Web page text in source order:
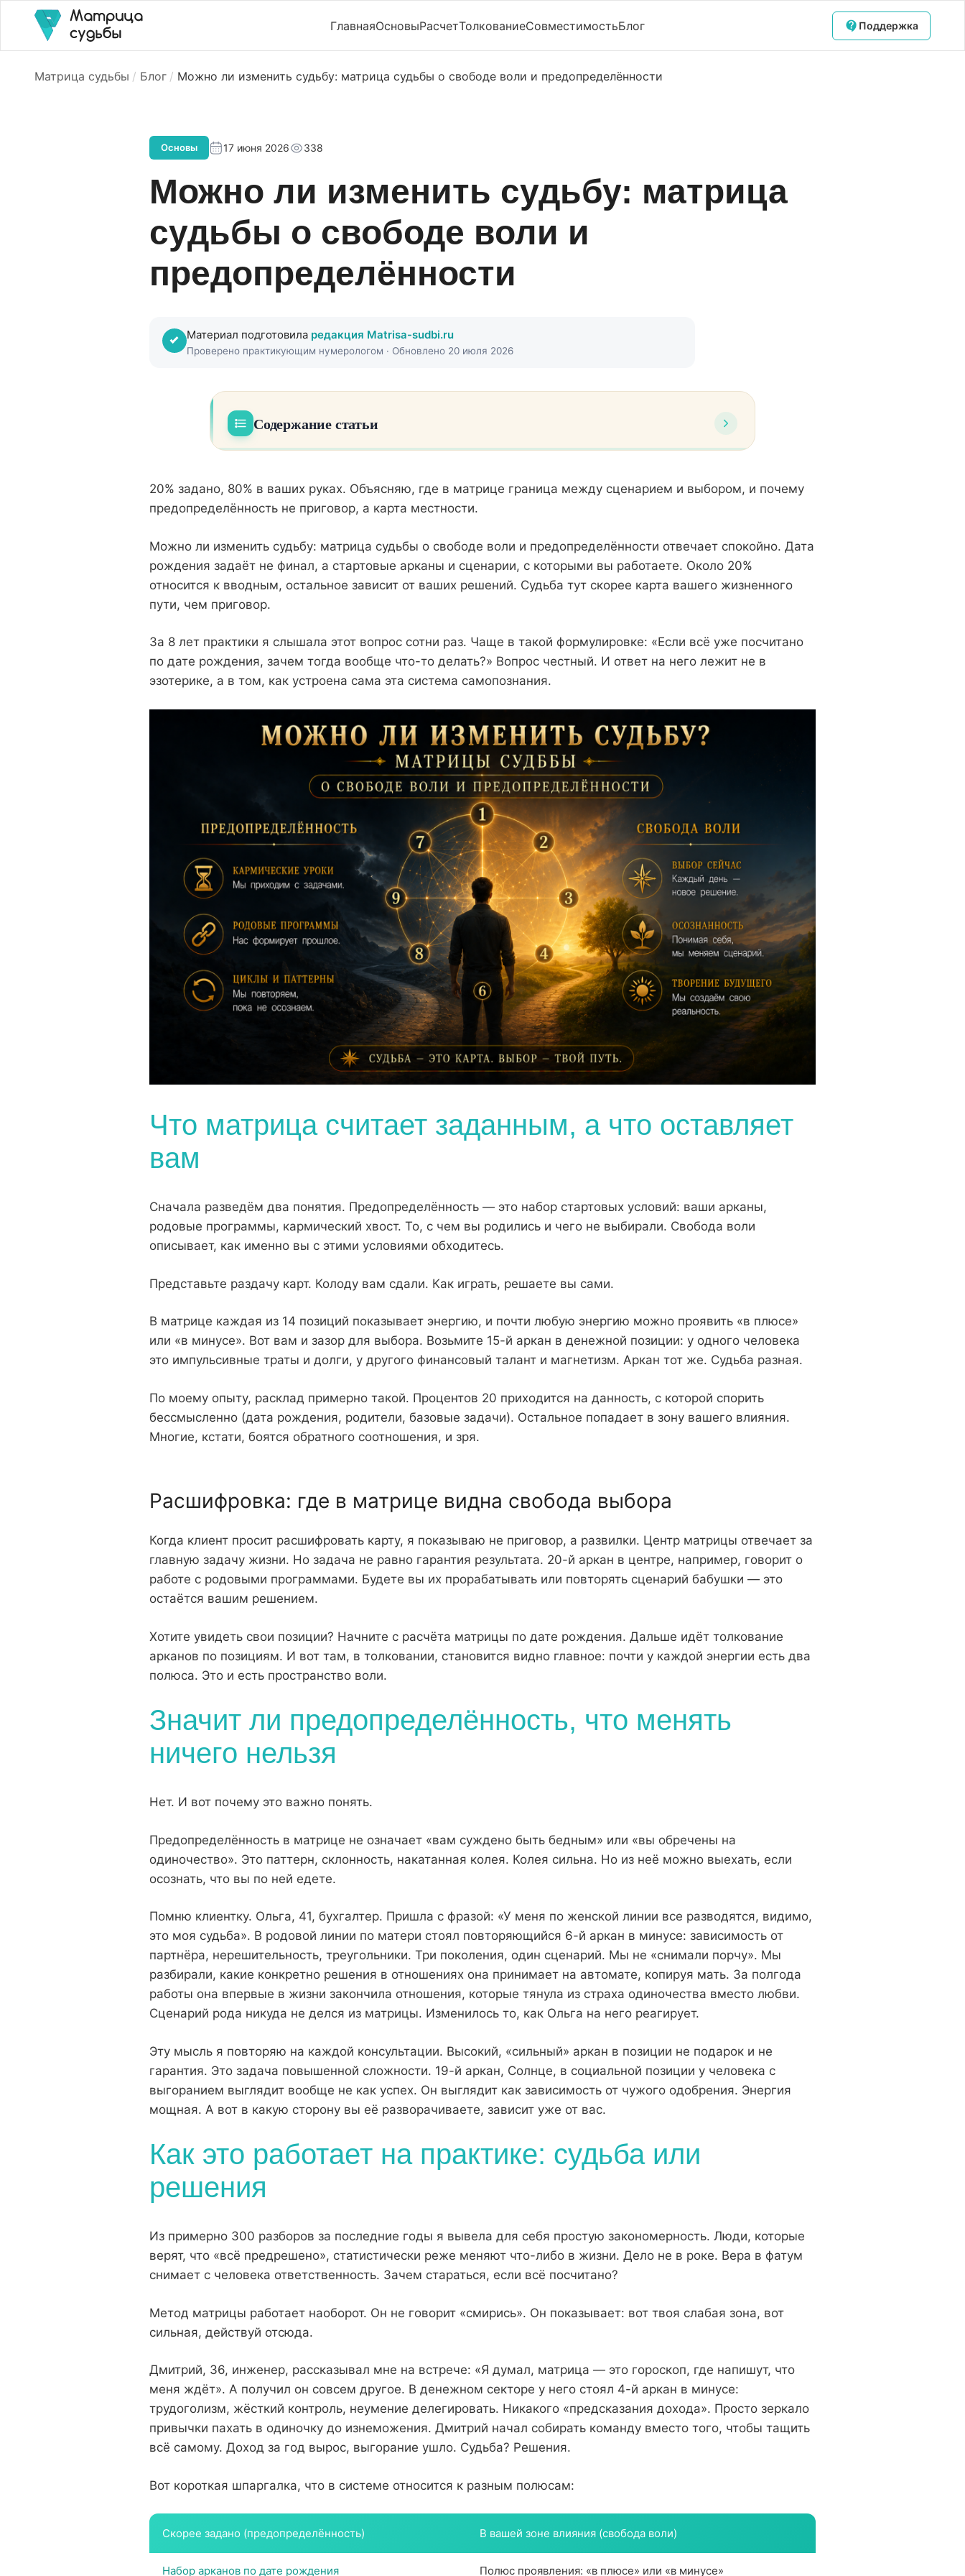
ГлавнаяОсновыРасчетТолкованиеСовместимостьБлог Поддержка
Матрица судьбы Блог Можно ли изменить судьбу: матрица судьбы о свободе воли и предопределённости
Основы 17 июня 2026 338
Можно ли изменить судьбу: матрица
судьбы о свободе воли и
предопределённости
Материал подготовила редакция Matrisa-sudbi.ru
Проверено практикующим нумерологом · Обновлено 20 июля 2026
Содержание статьи
Расшифровка: где в матрице видна свобода выбора
04 Как это работает на практике: судьба или решения
05 Проработка предопределённости: как реально сдвинуть сценарий
Линза страха, через которую человек смотрит на свою судьбу
20% задано, 80% в ваших руках. Объясняю, где в матрице граница между сценарием и выбором, и почему
предопределённость не приговор, а карта местности.
Можно ли изменить судьбу: матрица судьбы о свободе воли и предопределённости отвечает спокойно. Дата
рождения задаёт не финал, а стартовые арканы и сценарии, с которыми вы работаете. Около 20%
относится к вводным, остальное зависит от ваших решений. Судьба тут скорее карта вашего жизненного
пути, чем приговор.
За 8 лет практики я слышала этот вопрос сотни раз. Чаще в такой формулировке: «Если всё уже посчитано
по дате рождения, зачем тогда вообще что-то делать?» Вопрос честный. И ответ на него лежит не в
эзотерике, а в том, как устроена сама эта система самопознания.
Что матрица считает заданным, а что оставляет
вам
Сначала разведём два понятия. Предопределённость — это набор стартовых условий: ваши арканы,
родовые программы, кармический хвост. То, с чем вы родились и чего не выбирали. Свобода воли
описывает, как именно вы с этими условиями обходитесь.
Представьте раздачу карт. Колоду вам сдали. Как играть, решаете вы сами.
В матрице каждая из 14 позиций показывает энергию, и почти любую энергию можно проявить «в плюсе»
или «в минусе». Вот вам и зазор для выбора. Возьмите 15-й аркан в денежной позиции: у одного человека
это импульсивные траты и долги, у другого финансовый талант и магнетизм. Аркан тот же. Судьба разная.
По моему опыту, расклад примерно такой. Процентов 20 приходится на данность, с которой спорить
бессмысленно (дата рождения, родители, базовые задачи). Остальное попадает в зону вашего влияния.
Многие, кстати, боятся обратного соотношения, и зря.
Расшифровка: где в матрице видна свобода выбора
Когда клиент просит расшифровать карту, я показываю не приговор, а развилки. Центр матрицы отвечает за
главную задачу жизни. Но задача не равно гарантия результата. 20-й аркан в центре, например, говорит о
работе с родовыми программами. Будете вы их прорабатывать или повторять сценарий бабушки — это
остаётся вашим решением.
Хотите увидеть свои позиции? Начните с расчёта матрицы по дате рождения. Дальше идёт толкование
арканов по позициям. И вот там, в толковании, становится видно главное: почти у каждой энергии есть два
полюса. Это и есть пространство воли.
Значит ли предопределённость, что менять
ничего нельзя
Нет. И вот почему это важно понять.
Предопределённость в матрице не означает «вам суждено быть бедным» или «вы обречены на
одиночество». Это паттерн, склонность, накатанная колея. Колея сильна. Но из неё можно выехать, если
осознать, что вы по ней едете.
Помню клиентку. Ольга, 41, бухгалтер. Пришла с фразой: «У меня по женской линии все разводятся, видимо,
это моя судьба». В родовой линии по матери стоял повторяющийся 6-й аркан в минусе: зависимость от
партнёра, нерешительность, треугольники. Три поколения, один сценарий. Мы не «снимали порчу». Мы
разбирали, какие конкретно решения в отношениях она принимает на автомате, копируя мать. За полгода
работы она впервые в жизни закончила отношения, которые тянула из страха одиночества вместо любви.
Сценарий рода никуда не делся из матрицы. Изменилось то, как Ольга на него реагирует.
Эту мысль я повторяю на каждой консультации. Высокий, «сильный» аркан в позиции не подарок и не
гарантия. Это задача повышенной сложности. 19-й аркан, Солнце, в социальной позиции у человека с
выгоранием выглядит вообще не как успех. Он выглядит как зависимость от чужого одобрения. Энергия
мощная. А вот в какую сторону вы её разворачиваете, зависит уже от вас.
Как это работает на практике: судьба или
решения
Из примерно 300 разборов за последние годы я вывела для себя простую закономерность. Люди, которые
верят, что «всё предрешено», статистически реже меняют что-либо в жизни. Дело не в роке. Вера в фатум
снимает с человека ответственность. Зачем стараться, если всё посчитано?
Метод матрицы работает наоборот. Он не говорит «смирись». Он показывает: вот твоя слабая зона, вот
сильная, действуй отсюда.
Дмитрий, 36, инженер, рассказывал мне на встрече: «Я думал, матрица — это гороскоп, где напишут, что
меня ждёт». А получил он совсем другое. В денежном секторе у него стоял 4-й аркан в минусе:
трудоголизм, жёсткий контроль, неумение делегировать. Никакого «предсказания дохода». Просто зеркало
привычки пахать в одиночку до изнеможения. Дмитрий начал собирать команду вместо того, чтобы тащить
всё самому. Доход за год вырос, выгорание ушло. Судьба? Решения.
Вот короткая шпаргалка, что в системе относится к разным полюсам:
Скорее задано (предопределённость) В вашей зоне влияния (свобода воли)
Набор арканов по дате рождения Полюс проявления: «в плюсе» или «в минусе»